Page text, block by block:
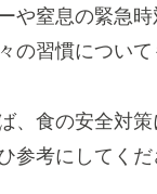
や窒息の緊急
の習慣について
、食の安全対
参考にしてくだ